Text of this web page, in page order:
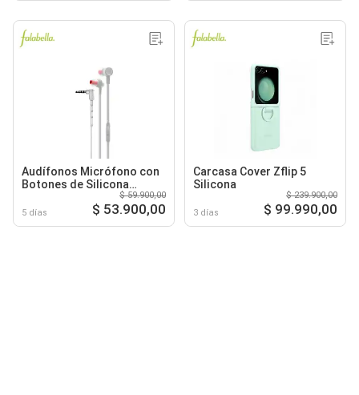
Audífonos Micrófono con
Botones de Silicona
5 días
$ 59.900,00
$ 53.900,00
Carcasa Cover Zflip 5
Silicona
3 días
$ 239.900,00
$ 99.990,00